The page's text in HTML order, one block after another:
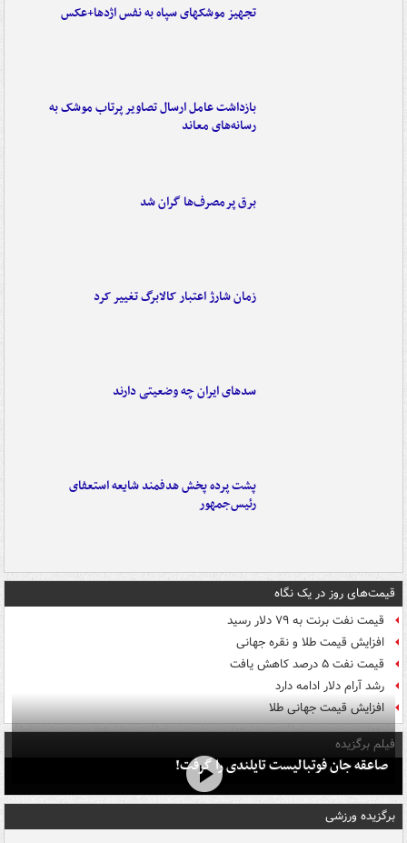
تجهیز موشکهای سپاه به نفس اژدها+عکس
بازداشت عامل ارسال تصاویر پرتاب موشک به
رسانه‌های معاند
برق پرمصرف‌ها گران شد
زمان شارژ اعتبار کالابرگ تغییر کرد
سدهای ایران چه وضعیتی دارند
پشت پرده پخش هدفمند شایعه استعفای
رئیس‌جمهور
قیمت‌های روز در یک نگاه
قیمت نفت برنت به ۷۹ دلار رسید
افزایش قیمت طلا و نقره جهانی
قیمت نفت ۵ درصد کاهش یافت
رشد آرام دلار ادامه دارد
افزایش قیمت جهانی طلا
فیلم برگزیده
صاعقه جان فوتبالیست تایلندی را گرفت!
برگزیده ورزشی